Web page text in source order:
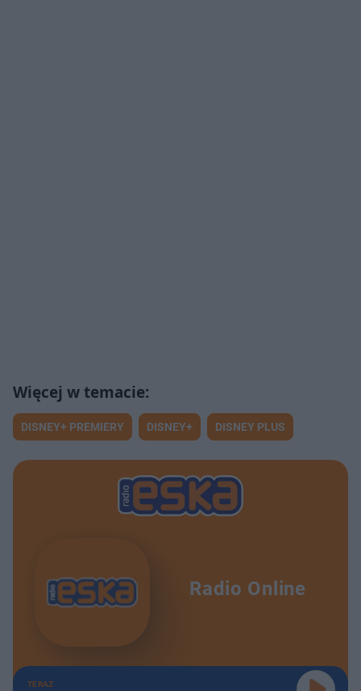
DISNEY+ PREMIERY DISNEY+ DISNEY PLUS
Radio Online
TERAZ